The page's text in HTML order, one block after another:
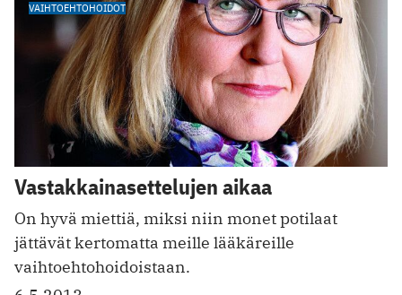
VAIHTOEHTOHOIDOT
Vastakkainasettelujen aikaa
On hyvä miettiä, miksi niin monet potilaat
jättävät kertomatta meille lääkäreille
vaihtoehtohoidoistaan.